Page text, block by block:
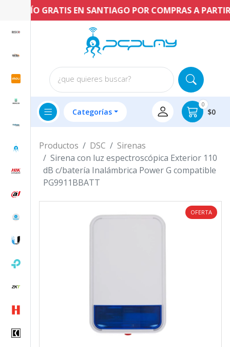
ENVÍO GRATIS EN SANTIAGO POR COMPRAS A PARTIR
¿que quieres buscar?
Categorías
0
$0
Productos DSC
Sirenas
Sirena con luz espectroscópica Exterior 110
dB c/batería Inalámbrica Power G compatible
PG9911BBATT
OFERTA